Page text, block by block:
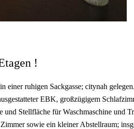
!
ruhigen Sackgasse; citynah
EBK, großzügigem
Stellfläche für Waschmaschine und
sowie ein kleiner Abstellraum;